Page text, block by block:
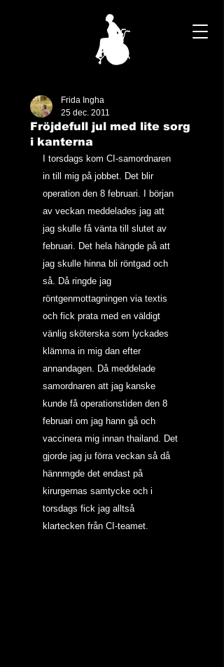
Fröjdefull jul med lite sorg
i kanterna
Frida Ingha
25 dec. 2011
I torsdags kom CI-samordnaren
in till mig på jobbet. Det blir
operation den 8 februari. I början
av veckan meddelades jag att
jag skulle få vänta till slutet av
februari. Det hela hängde på att
jag skulle hinna bli röntgad och
så. Då ringde jag
röntgenmottagningen via textis
och fick prata med en väldigt
vänlig sköterska som lyckades
klämma in mig dan efter
annandagen. Då meddelade
samordnaren att jag kanske
kunde få operationstiden den 8
februari om jag hann gå och
vaccinera mig innan thailand. Det
gjorde jag ju förra veckan så då
hännmgde det endast på
kirurgernas samtycke och i
torsdags fick jag alltså
klartecken från CI-teamet.